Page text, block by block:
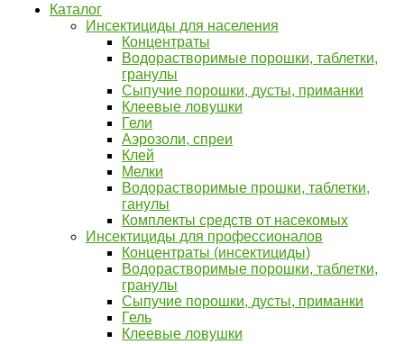
Каталог
Инсектициды для населения
Концентраты
Водорастворимые порошки, таблетки,
гранулы
Сыпучие порошки, дусты, приманки
Клеевые ловушки
Гели
Аэрозоли, спреи
Клей
Мелки
Водорастворимые прошки, таблетки,
ганулы
Комплекты средств от насекомых
Инсектициды для профессионалов
Концентраты (инсектициды)
Водорастворимые порошки, таблетки,
гранулы
Сыпучие порошки, дусты, приманки
Гель
Клеевые ловушки